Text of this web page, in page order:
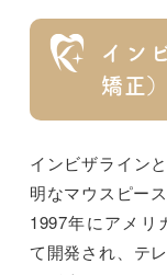
イン
矯正）
インビザライン
明なマウスピー
1997年にアメリ
て開発され、テ